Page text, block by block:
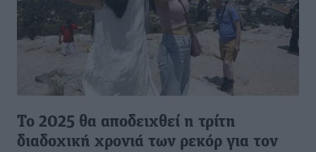
Το 2025 θα αποδειχθεί η τρίτη
διαδοχική χρονιά των ρεκόρ για τον